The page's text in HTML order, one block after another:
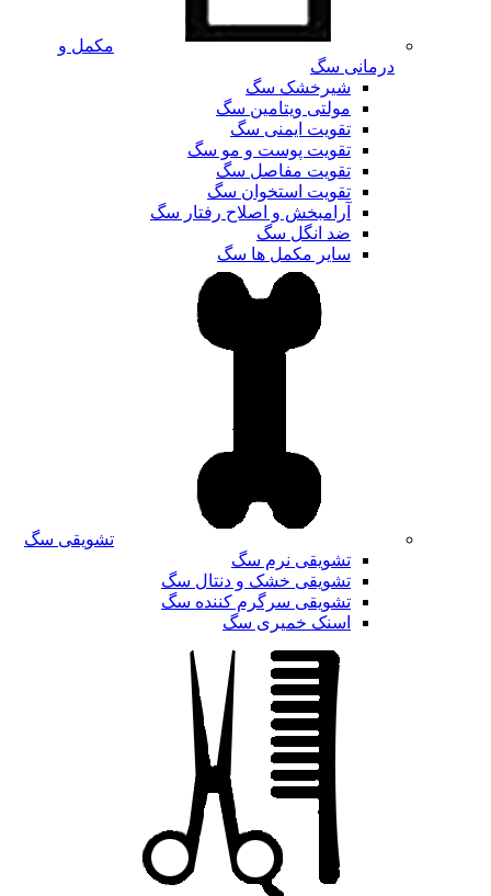
مکمل و
درمانی سگ
شیرخشک سگ
مولتی ویتامین سگ
تقویت ایمنی سگ
تقویت پوست و مو سگ
تقویت مفاصل سگ
تقویت استخوان سگ
آرامبخش و اصلاح رفتار سگ
ضد انگل سگ
سایر مکمل ها سگ
تشویقی سگ
تشویقی نرم سگ
تشویقی خشک و دنتال سگ
تشویقی سرگرم کننده سگ
اسنک خمیری سگ